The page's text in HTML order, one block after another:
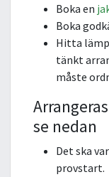
Boka en
Boka
Hitta
tänkt
måste
se nedan
Det ska
provstart.